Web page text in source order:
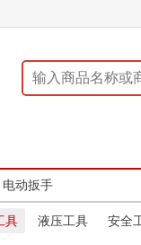
电动扳手
具 液压工具
安全